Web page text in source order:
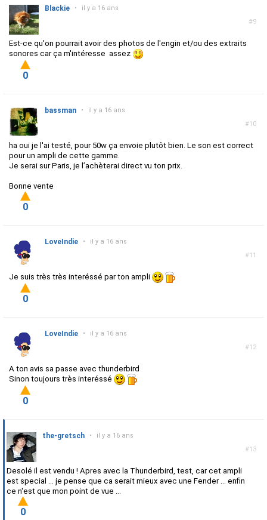
#9
Blackie • il y a 16 ans
Est-ce qu'on pourrait avoir des photos de l'engin et/ou des extraits
sonores car ça m'intéresse assez
0
#10
bassman • il y a 16 ans
ha oui je l'ai testé, pour 50w ça envoie plutôt bien. Le son est correct
pour un ampli de cette gamme.
Je serai sur Paris, je l’achèterai direct vu ton prix.
Bonne vente
0
#11
LoveIndie • il y a 16 ans
Je suis très très interéssé par ton ampli
0
#12
LoveIndie • il y a 16 ans
A ton avis sa passe avec thunderbird
Sinon toujours très interéssé
0
#13
the-gretsch • il y a 16 ans
Desolé il est vendu ! Apres avec la Thunderbird, test, car cet ampli
est special ... je pense que ca serait mieux avec une Fender ... enfin
ce n'est que mon point de vue ...
0